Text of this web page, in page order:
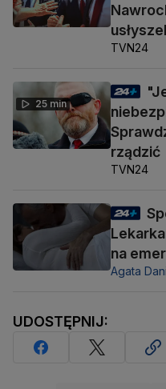
TVN24
25 min
rządzić
TVN24
na
Agata
UDOSTĘPNIJ: